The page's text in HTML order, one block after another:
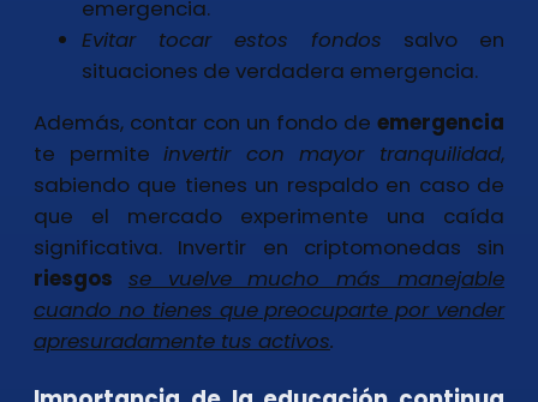
emergencia.
Evitar tocar estos fondos salvo en
situaciones de verdadera emergencia.
Además, contar con un fondo de emergencia
te permiteinvertir con mayor tranquilidad,
sabiendo que tienes un respaldo en caso de
que el mercado experimente una caída
significativa. Invertir en criptomonedas sin
riesgos se vuelve mucho más manejable
cuando no tienes que preocuparte por vender
apresuradamente tus activos.